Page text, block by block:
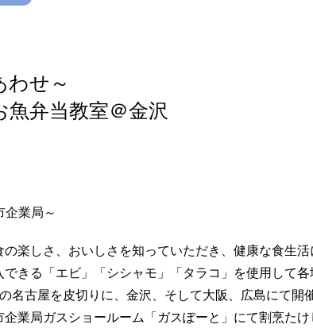
わせ～
魚弁当教室＠金沢
企業局～
の楽しさ、おいしさを知っていただき、健康な食生
きる「エビ」「シシャモ」「タラコ」を使用して
名古屋を皮切りに、金沢、そして大阪、広島にて開
業局ガスショールーム「ガスぽーと」にて割烹た